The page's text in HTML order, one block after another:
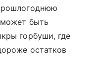
быть
горбуши, где
остатков